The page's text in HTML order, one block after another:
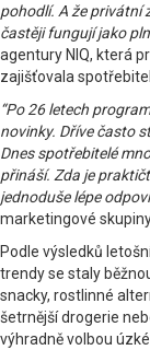
pohodlí. A že privátní
častěji fungují jako
agentury NIQ, která
zajišťovala
“Po 26 letech
novinky. Dříve často
Dnes spotřebitelé
přináší. Zda je
jednoduše lépe
marketingové
Podle výsledků
trendy se staly
snacky, rostlinné
šetrnější drogerie
výhradně volbou